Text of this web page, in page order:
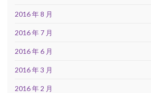
2016 年 8 月
2016 年 7 月
2016 年 6 月
2016 年 3 月
2016 年 2 月